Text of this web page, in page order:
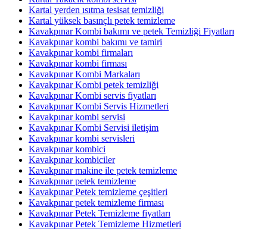
Kartal yerden ısıtma tesisat temizliği
Kartal yüksek basınçlı petek temizleme
Kavakpınar Kombi bakımı ve petek Temizliği Fiyatları
Kavakpınar kombi bakımı ve tamiri
Kavakpınar kombi firmaları
Kavakpınar kombi firması
Kavakpınar Kombi Markaları
Kavakpınar Kombi petek temizliği
Kavakpınar Kombi servis fiyatları
Kavakpınar Kombi Servis Hizmetleri
Kavakpınar kombi servisi
Kavakpınar Kombi Servisi iletişim
Kavakpınar kombi servisleri
Kavakpınar kombici
Kavakpınar kombiciler
Kavakpınar makine ile petek temizleme
Kavakpınar petek temizleme
Kavakpınar Petek temizleme çeşitleri
Kavakpınar petek temizleme firması
Kavakpınar Petek Temizleme fiyatları
Kavakpınar Petek Temizleme Hizmetleri